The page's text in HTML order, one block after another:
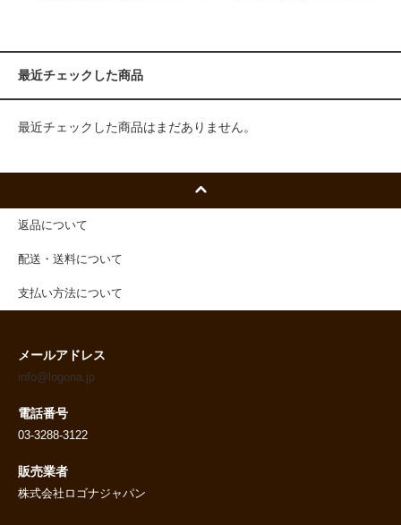
最近チェックした商品
最近チェックした商品はまだありません。
返品について
配送・送料について
支払い方法について
メールアドレス
info@logona.jp
電話番号
03-3288-3122
販売業者
株式会社ロゴナジャパン